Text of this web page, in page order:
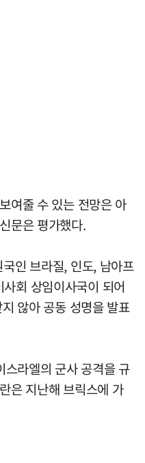
여줄 수 있는 전망은 아
문은 평가했다.
인 브라질, 인도, 남아프
회 상임이사국이 되어
않아 공동 성명을 발표
라엘의 군사 공격을 규
은 지난해 브릭스에 가